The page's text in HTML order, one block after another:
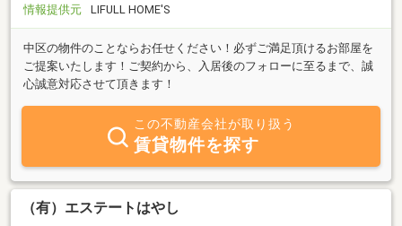
情報提供元
LIFULL HOME'S
中区の物件のことならお任せください！必ずご満足頂けるお部屋を
ご提案いたします！ご契約から、入居後のフォローに至るまで、誠
心誠意対応させて頂きます！
この不動産会社が取り扱う
賃貸物件を探す
（有）エステートはやし